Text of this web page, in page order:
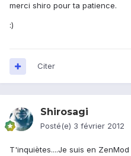
merci shiro pour ta patience.
:)
Citer
Shirosagi
Posté(e) 3 février 2012
T'inquiètes....Je suis en